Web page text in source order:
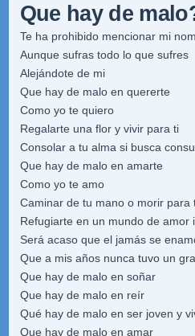
Que hay de
Te ha prohibido mencionar mi
Aunque sufras todo lo que sufres
Alejándote de mi
Que hay de malo en quererte
Como yo te quiero
Regalarte una flor y vivir para ti
Consolar a tu alma si busca
Que hay de malo en amarte
Como yo te amo
Caminar de tu mano o morir para
Refugiarte en un mundo de amor
Será acaso que el jamás se
Que a mis años nunca tuvo un
Que hay de malo en soñar
Que hay de malo en reír
Qué hay de malo en ser joven y
Que hay de malo en amar